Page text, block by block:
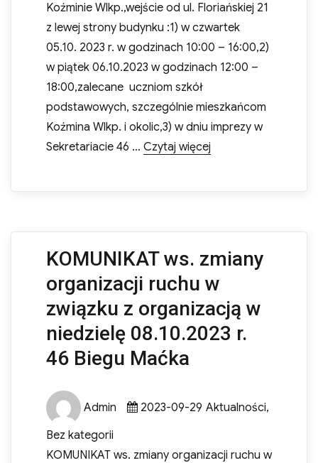
Koźminie Wlkp.,wejście od ul. Floriańskiej 21
z lewej strony budynku :1) w czwartek
05.10. 2023 r. w godzinach 10:00 – 16:00,2)
w piątek 06.10.2023 w godzinach 12:00 –
18:00,zalecane uczniom szkół
podstawowych, szczególnie mieszkańcom
Koźmina Wlkp. i okolic,3) w dniu imprezy w
Sekretariacie 46 … Czytaj więcej„KOMUNIKAT
KOMUNIKAT ws. zmiany
organizacji ruchu w
związku z organizacją w
niedzielę 08.10.2023 r.
46 Biegu Maćka
Author
Admin
Posted
2023-09-29
Categories
Aktualności,
Bez kategorii
KOMUNIKAT ws. zmiany organizacji ruchu w